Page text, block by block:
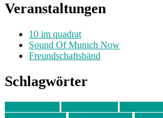
Veranstaltungen
10 im quadrat
Sound Of Munich Now
Freundschaftsbänd
Schlagwörter